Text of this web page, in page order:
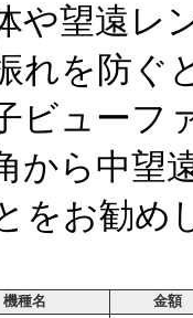
や望遠レ
れを防ぐ
ビューフ
から中望
をお勧め
機種名 金額